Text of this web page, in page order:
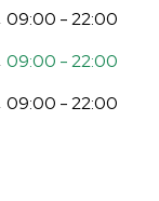
09:00 - 22:00
09:00 - 22:00
09:00 - 22:00